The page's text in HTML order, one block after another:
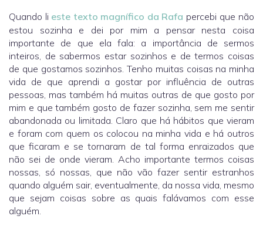
Quando li este texto magnífico da Rafa percebi que não
estou sozinha e dei por mim a pensar nesta coisa
importante de que ela fala: a importância de sermos
inteiros, de sabermos estar sozinhos e de termos coisas
de que gostamos sozinhos. Tenho muitas coisas na minha
vida de que aprendi a gostar por influência de outras
pessoas, mas também há muitas outras de que gosto por
mim e que também gosto de fazer sozinha, sem me sentir
abandonada ou limitada. Claro que há hábitos que vieram
e foram com quem os colocou na minha vida e há outros
que ficaram e se tornaram de tal forma enraizados que
não sei de onde vieram. Acho importante termos coisas
nossas, só nossas, que não vão fazer sentir estranhos
quando alguém sair, eventualmente, da nossa vida, mesmo
que sejam coisas sobre as quais falávamos com esse
alguém.